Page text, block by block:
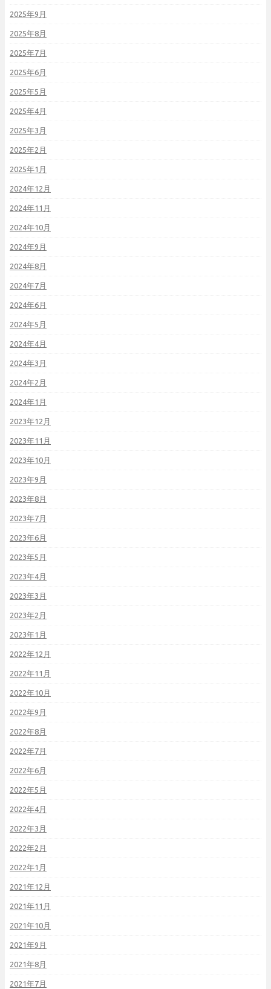
2025年9月
2025年8月
2025年7月
2025年6月
2025年5月
2025年4月
2025年3月
2025年2月
2025年1月
2024年12月
2024年11月
2024年10月
2024年9月
2024年8月
2024年7月
2024年6月
2024年5月
2024年4月
2024年3月
2024年2月
2024年1月
2023年12月
2023年11月
2023年10月
2023年9月
2023年8月
2023年7月
2023年6月
2023年5月
2023年4月
2023年3月
2023年2月
2023年1月
2022年12月
2022年11月
2022年10月
2022年9月
2022年8月
2022年7月
2022年6月
2022年5月
2022年4月
2022年3月
2022年2月
2022年1月
2021年12月
2021年11月
2021年10月
2021年9月
2021年8月
2021年7月